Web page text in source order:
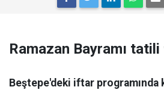
Ramazan Bayramı
Beştepe'deki iftar programında